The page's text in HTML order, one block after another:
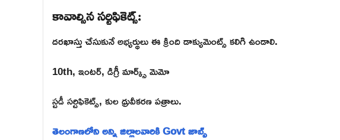
కావాల్సిన సర్టిఫికెట్స్:
దరఖాస్తు చేసుకునే అభ్యర్థులు ఈ క్రింది డాక్యుమెంట్స్ కలిగి ఉండాలి.
10th, ఇంటర్, డిగ్రీ మార్క్స్ మెమో
స్టడీ సర్టిఫికెట్స్, కుల ధ్రువీకరణ పత్రాలు.
తెలంగాణలోని అన్ని జిల్లాలవారికి Govt జాబ్స్